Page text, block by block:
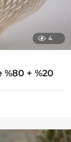
4
+ %20